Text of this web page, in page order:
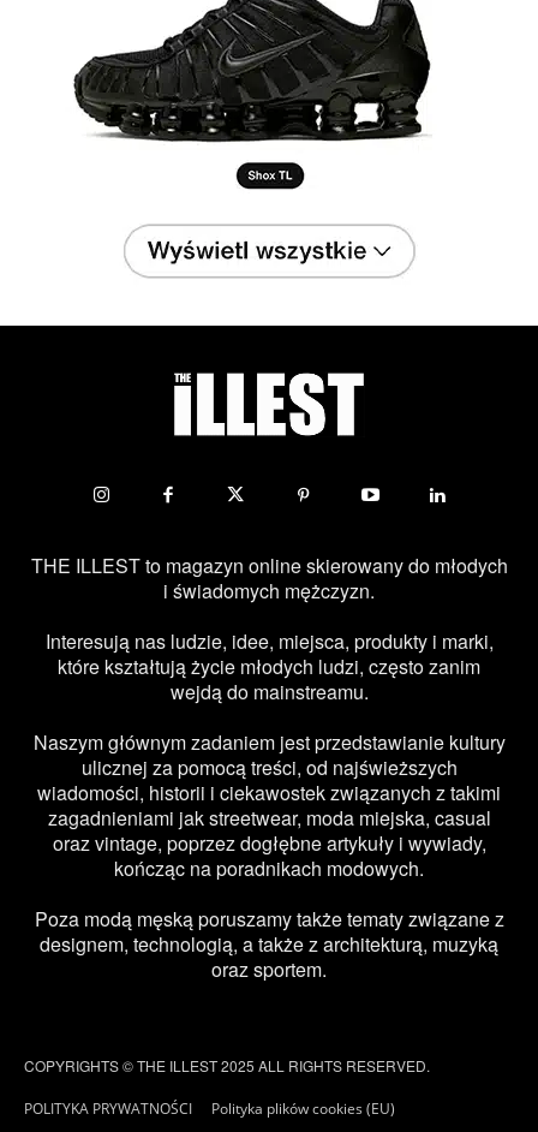
THE ILLEST to magazyn online skierowany do młodych
i świadomych mężczyzn.
Interesują nas ludzie, idee, miejsca, produkty i marki,
które kształtują życie młodych ludzi, często zanim
wejdą do mainstreamu.
Naszym głównym zadaniem jest przedstawianie kultury
ulicznej za pomocą treści, od najświeższych
wiadomości, historii i ciekawostek związanych z takimi
zagadnieniami jak streetwear, moda miejska, casual
oraz vintage, poprzez dogłębne artykuły i wywiady,
kończąc na poradnikach modowych.
Poza modą męską poruszamy także tematy związane z
designem, technologią, a także z architekturą, muzyką
oraz sportem.
COPYRIGHTS © THE ILLEST 2025 ALL RIGHTS RESERVED.
POLITYKA PRYWATNOŚCI Polityka plików cookies (EU)